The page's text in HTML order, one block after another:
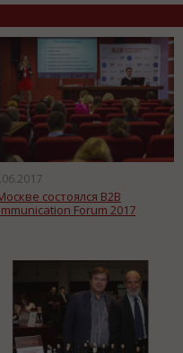
состоялся B2B
Forum 2017